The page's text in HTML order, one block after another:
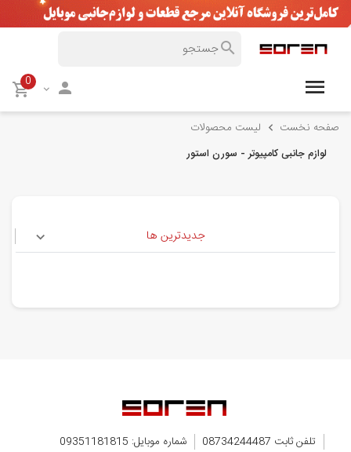
0
صفحه نخست لیست محصولات
لوازم جانبی کامپیوتر - سورن استور
جدیدترین ها
تلفن ثابت 08734244487
شماره موبایل: 09351181815